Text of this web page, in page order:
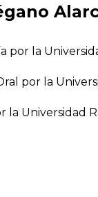
por la
por la
Universidad